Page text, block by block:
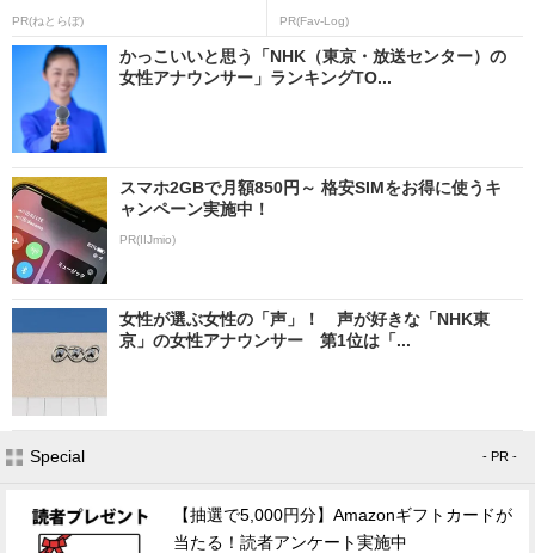
PR(ねとらぼ) PR(Fav-Log)
かっこいいと思う「NHK（東京・放送センター）の
女性アナウンサー」ランキングTO...
スマホ2GBで月額850円～ 格安SIMをお得に使うキ
ャンペーン実施中！
PR(IIJmio)
女性が選ぶ女性の「声」！ 声が好きな「NHK東
京」の女性アナウンサー 第1位は「...
Special - PR -
【抽選で5,000円分】Amazonギフトカードが
当たる！読者アンケート実施中